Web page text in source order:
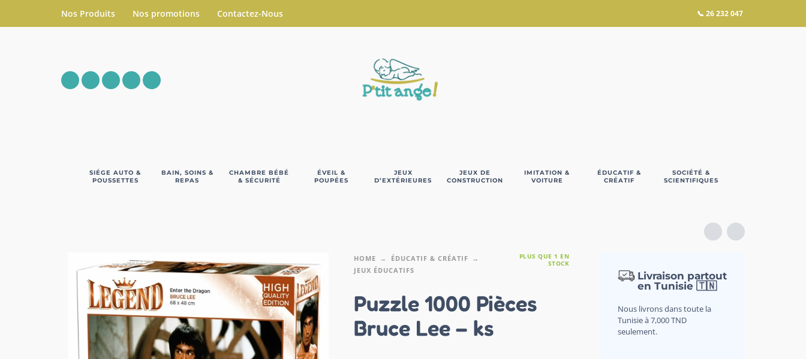
Nos Produits Nos promotions Contactez-Nous 📞 26 232 047
SIÉGE AUTO &
POUSSETTES
BAIN, SOINS &
REPAS
CHAMBRE BÉBÉ
& SÉCURITÉ
ÉVEIL &
POUPÉES
JEUX
D’EXTÉRIEURES
JEUX DE
CONSTRUCTION
IMITATION &
VOITURE
ÉDUCATIF &
CRÉATIF
SOCIÉTÉ &
SCIENTIFIQUES
HOME
ÉDUCATIF & CRÉATIF
JEUX ÉDUCATIFS
PLUS QUE 1 EN
STOCK
Puzzle 1000 Pièces
Bruce Lee – ks
Livraison partout
en Tunisie 🇹🇳
Nous livrons dans toute la
Tunisie à 7,000 TND
seulement.